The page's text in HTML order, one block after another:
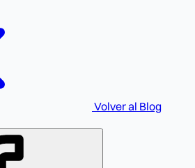
Volver al Blog